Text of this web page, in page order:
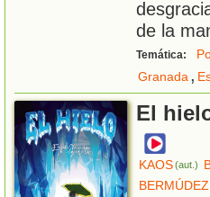
de la
Temática:
Granada,
El
KAOS(aut.)